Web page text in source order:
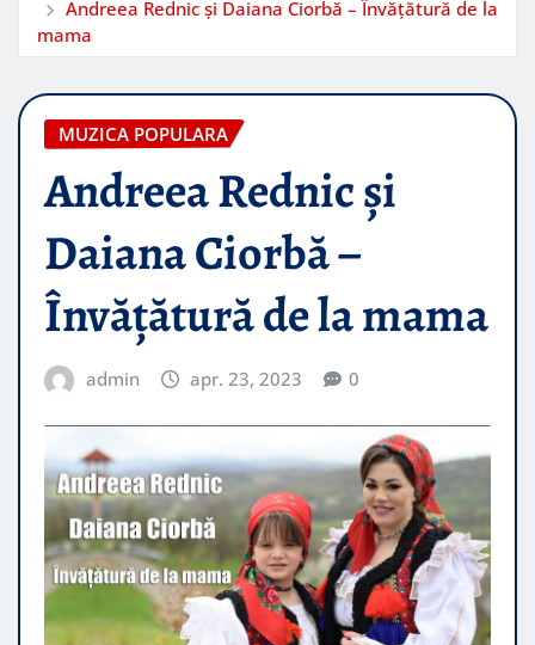
Andreea Rednic și Daiana Ciorbă – Învățătură de la
mama
MUZICA POPULARA
Andreea Rednic și
Daiana Ciorbă –
Învățătură de la mama
admin apr. 23, 2023 0